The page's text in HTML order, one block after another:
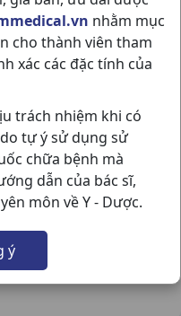
nhằm mục
cho thành viên tham
xác các đặc tính của
trách nhiệm khi có
tự ý sử dụng sử
chữa bệnh mà
dẫn của bác sĩ,
môn về Y - Dược.
ý
Mạch Máu Não,